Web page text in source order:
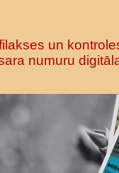
un
numuru